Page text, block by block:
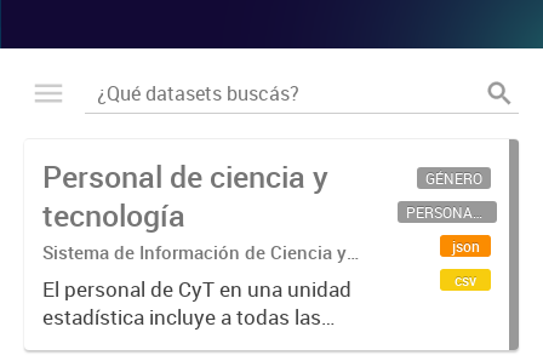
Personal de ciencia y
tecnología
Sistema de Información de Ciencia y
Tecnología Argentino (SICYTAR)
El personal de CyT en una unidad
estadística incluye a todas las
personas involucradas
GÉNERO
PERSONAL CIENTÍFICO-TECNOLÓGICO
json
csv